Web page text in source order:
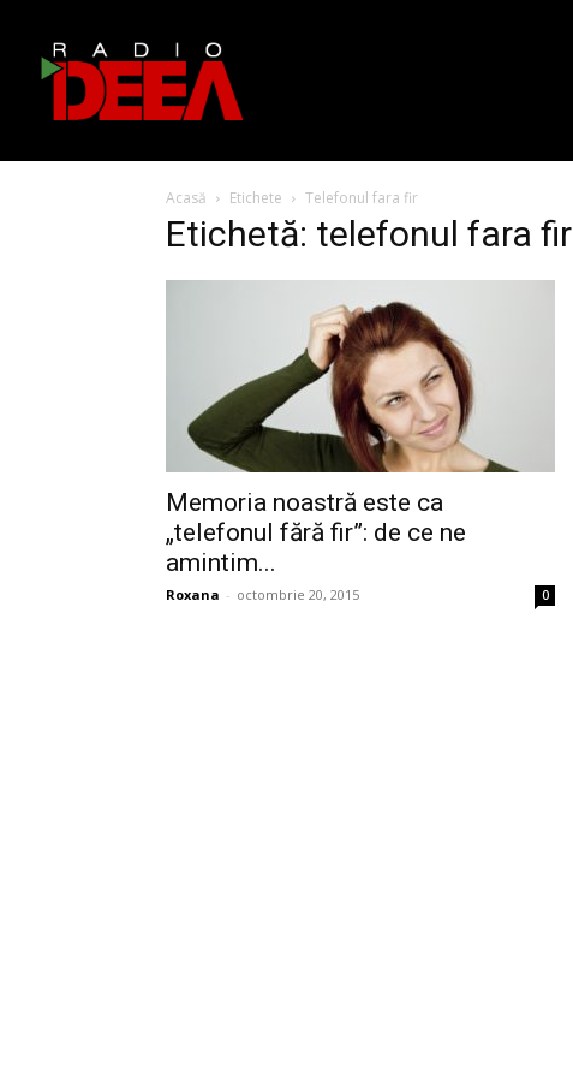
Acasă Etichete Telefonul fara fir
Etichetă: telefonul fara fir
Memoria noastră este ca
„telefonul fără fir”: de ce ne
amintim...
Roxana - octombrie 20, 2015 0